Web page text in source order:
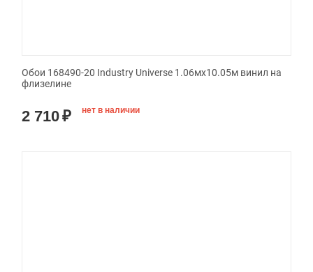
Обои 168490-20 Industry Universe 1.06мx10.05м винил на
флизелине
2 710₽ нет в наличии